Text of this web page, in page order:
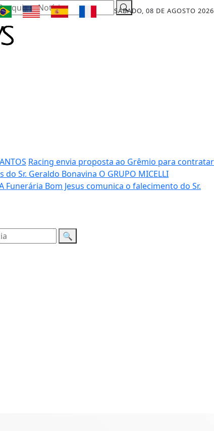
SÁBADO, 08 DE AGOSTO 2026
Notícia
Racing envia proposta ao Grêmio para contratar
do Sr. Geraldo Bonavina O GRUPO MICELLI
Funerária Bom Jesus comunica o falecimento do Sr.
🔍